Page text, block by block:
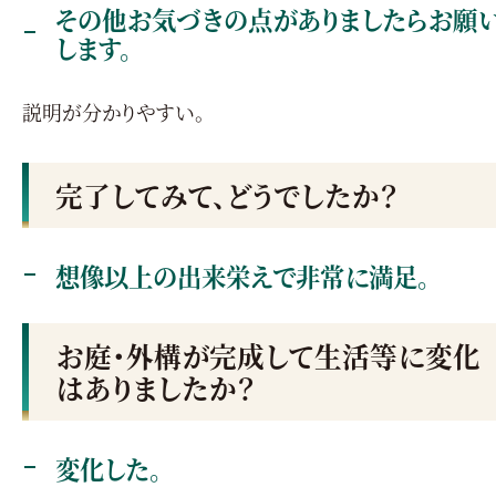
その他お気づきの点がありましたらお願
します。
説明が分かりやすい。
完了してみて、どうでしたか？
想像以上の出来栄えで非常に満足。
お庭・外構が完成して生活等に変化
はありましたか？
変化した。